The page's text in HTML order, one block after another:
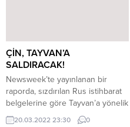
ÇİN, TAYVAN’A
SALDIRACAK!
Newsweek’te yayınlanan bir
raporda, sızdırılan Rus istihbarat
belgelerine göre Tayvan’a yönelik
Çin işgalinin bu sonbaharda
20.03.2022 23:30 0